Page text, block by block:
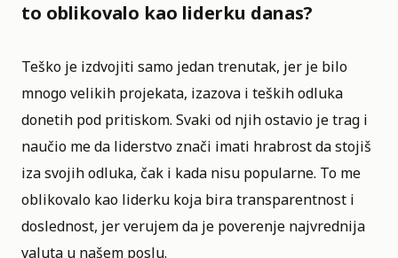
to oblikovalo kao liderku danas?
Teško je izdvojiti samo jedan trenutak, jer je bilo
mnogo velikih projekata, izazova i teških odluka
donetih pod pritiskom. Svaki od njih ostavio je trag i
naučio me da liderstvo znači imati hrabrost da stojiš
iza svojih odluka, čak i kada nisu popularne. To me
oblikovalo kao liderku koja bira transparentnost i
doslednost, jer verujem da je poverenje najvrednija
valuta u našem poslu.